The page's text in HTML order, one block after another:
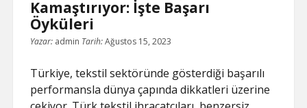
Kamaştırıyor: İşte Başarı
Öyküleri
Yazar: admin Tarih:Ağustos 15, 2023
Türkiye, tekstil sektöründe gösterdiği başarılı
performansla dünya çapında dikkatleri üzerine